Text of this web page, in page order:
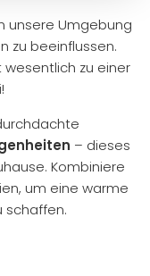
unsere Umgebung
zu beeinflussen.
zu einer
– dieses
Kombiniere
um eine warme
schaffen.